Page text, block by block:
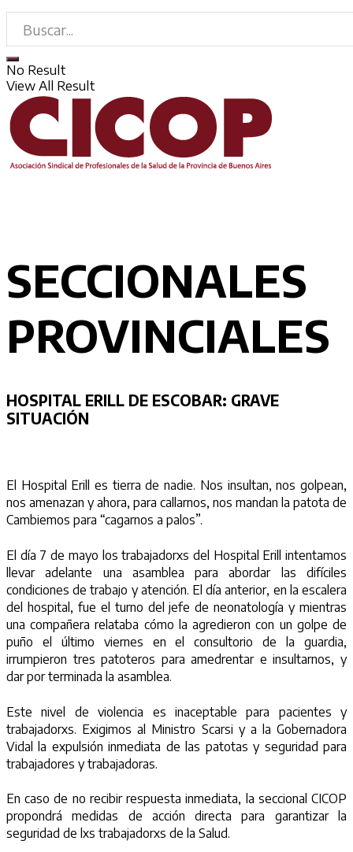
No Result
View All Result
SECCIONALES
PROVINCIALES
HOSPITAL ERILL DE ESCOBAR: GRAVE
SITUACIÓN
El Hospital Erill es tierra de nadie. Nos insultan, nos golpean,
nos amenazan y ahora, para callarnos, nos mandan la patota de
Cambiemos para “cagarnos a palos”.
El día 7 de mayo los trabajadorxs del Hospital Erill intentamos
llevar adelante una asamblea para abordar las difíciles
condiciones de trabajo y atención. El día anterior, en la escalera
del hospital, fue el turno del jefe de neonatología y mientras
una compañera relataba cómo la agredieron con un golpe de
puño el último viernes en el consultorio de la guardia,
irrumpieron tres patoteros para amedrentar e insultarnos, y
dar por terminada la asamblea.
Este nivel de violencia es inaceptable para pacientes y
trabajadorxs. Exigimos al Ministro Scarsi y a la Gobernadora
Vidal la expulsión inmediata de las patotas y seguridad para
trabajadores y trabajadoras.
En caso de no recibir respuesta inmediata, la seccional CICOP
propondrá medidas de acción directa para garantizar la
seguridad de lxs trabajadorxs de la Salud.